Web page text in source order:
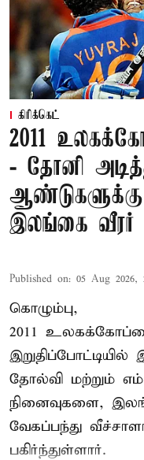
கிரிக்கெட்
2011
- தோனி
ஆண்டுகளுக்கு
இலங்கை வீரர்
Published on: 05 Aug 2026,
கொழும்பு,
2011
தோல்வி மற்றும்
நினைவுகளை,
வேகப்பந்து
பகிர்ந்துள்ளார்.